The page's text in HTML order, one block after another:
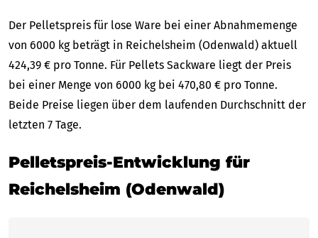
Der Pelletspreis für lose Ware bei einer Abnahmemenge
von 6000 kg beträgt in Reichelsheim (Odenwald) aktuell
424,39 € pro Tonne. Für Pellets Sackware liegt der Preis
bei einer Menge von 6000 kg bei 470,80 € pro Tonne.
Beide Preise liegen über dem laufenden Durchschnitt der
letzten 7 Tage.
Pelletspreis-Entwicklung für
Reichelsheim (Odenwald)